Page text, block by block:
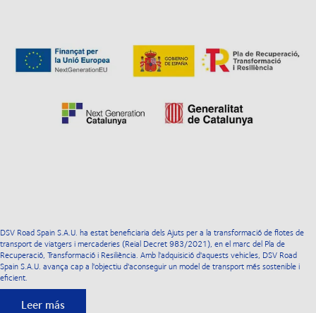
DSV Road Spain S.A.U. ha estat beneficiaria dels Ajuts per a la transformació de flotes de
transport de viatgers i mercaderies (Reial Decret 983/2021), en el marc del Pla de
Recuperació, Transformació i Resiliència. Amb l'adquisició d'aquests vehicles, DSV Road
Spain S.A.U. avança cap a l'objectiu d'aconseguir un model de transport més sostenible i
eficient.
Leer más